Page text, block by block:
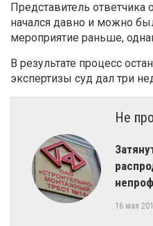
Представитель ответчика
начался давно и можно
мероприятие раньше,
В результате процесс
экспертизы суд дал три
Не
16 мая